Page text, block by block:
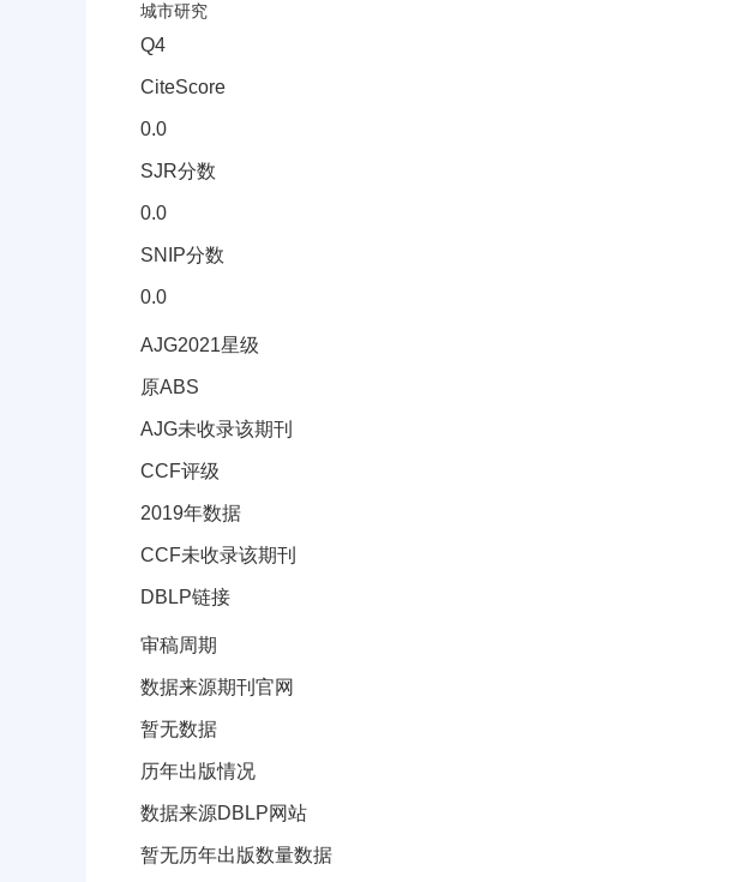
城市研究
Q4
CiteScore
0.0
SJR分数
0.0
SNIP分数
0.0
其它信息(AJG星级、CCF等级)
AJG2021星级
原ABS
AJG未收录该期刊
CCF评级
2019年数据
CCF未收录该期刊
DBLP链接
审稿周期和出版信息
审稿周期
数据来源期刊官网
暂无数据
历年出版情况
数据来源DBLP网站
暂无历年出版数量数据